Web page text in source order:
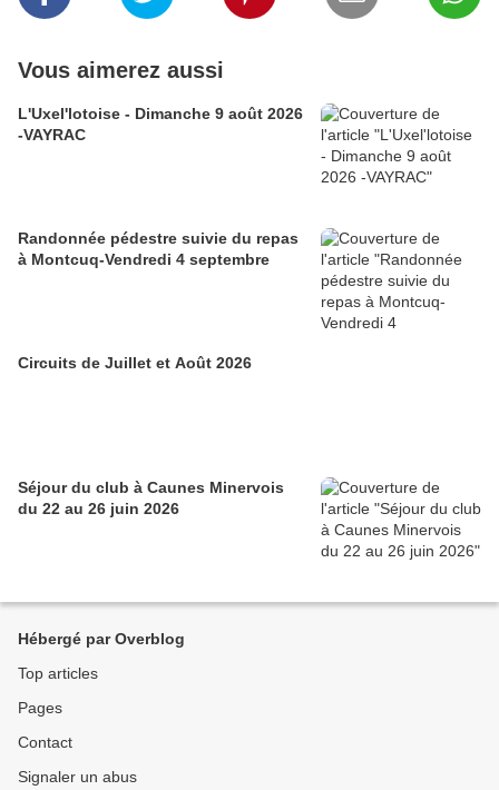
Vous aimerez aussi
L'Uxel'lotoise - Dimanche 9 août 2026
-VAYRAC
Randonnée pédestre suivie du repas
à Montcuq-Vendredi 4 septembre
Circuits de Juillet et Août 2026
Séjour du club à Caunes Minervois
du 22 au 26 juin 2026
Hébergé par Overblog
Top articles
Pages
Contact
Signaler un abus